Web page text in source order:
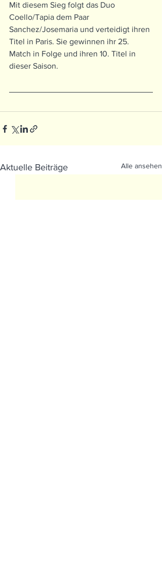
Mit diesem Sieg folgt das Duo
Coello/Tapia dem Paar
Sanchez/Josemaria und verteidigt ihren
Titel in Paris. Sie gewinnen ihr 25.
Match in Folge und ihren 10. Titel in
dieser Saison.
Aktuelle Beiträge Alle ansehen